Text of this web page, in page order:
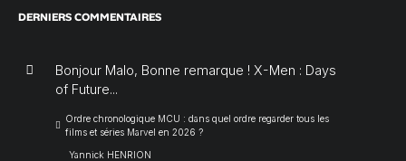
DERNIERS COMMENTAIRES
Bonjour Malo, Bonne remarque ! X-Men : Days
of Future...
Ordre chronologique MCU : dans quel ordre regarder tous les
films et séries Marvel en 2026 ?
Yannick HENRION